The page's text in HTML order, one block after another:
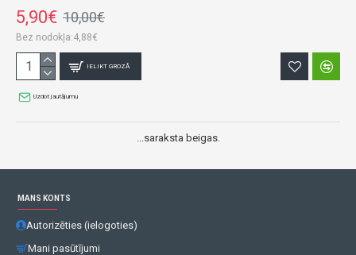
5,90€ 10,00€
Bez nodokļa:4,88€
IELIKT GROZĀ
Uzdot jautājumu
...saraksta beigas.
MANS KONTS
Autorizēties (ielogoties)
Mani pasūtījumi